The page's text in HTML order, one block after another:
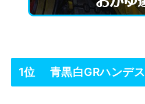
1位 青黒白GRハンデス